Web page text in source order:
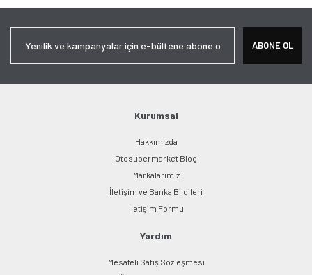
Ürün açıklamasında eksik bilgiler bulunuyor.
Bu ürüne benzer farklı alternatifler olmalı.
Gönder
ABONE OL
Kurumsal
Hakkımızda
Otosupermarket Blog
Markalarımız
İletişim ve Banka Bilgileri
İletişim Formu
Yardım
Mesafeli Satış Sözleşmesi